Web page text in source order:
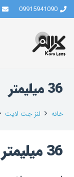
09915941090
36 میلیمتر
خانه لنز جت لایت
36 میلیمتر